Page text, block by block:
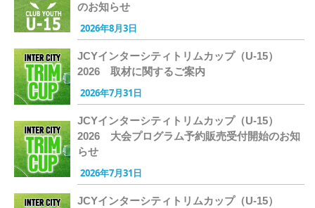
のお知らせ
2026年8月3日
JCYインターシティトリムカップ（U-15）
2026 取材に関するご案内
2026年7月31日
JCYインターシティトリムカップ（U-15）
2026 大会プログラム予約販売受付開始のお知
らせ
2026年7月31日
JCYインターシティトリムカップ（U-15）